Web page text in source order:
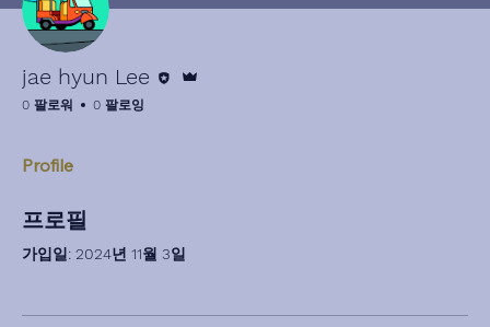
jae hyun Lee
0 팔로워 0 팔로잉
Profile
프로필
가입일: 2024년 11월 3일